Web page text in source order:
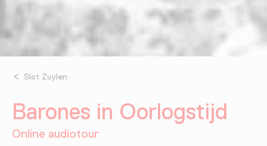
Slot Zuylen
Barones in Oorlogstijd
Online audiotour